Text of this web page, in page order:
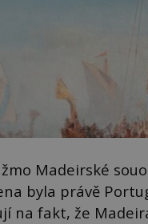
Madeirské
byla právě
na fakt, že